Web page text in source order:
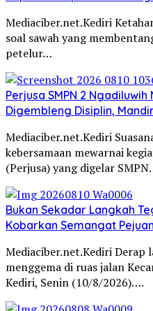
Mediaciber.net.Kediri
soal sawah yang
petelur…
Perjusa SMPN 2
Digembleng Disiplin,
Mediaciber.net.Kediri
kebersamaan mewarnai
(Perjusa) yang digelar
Bukan Sekadar Langkah
Kobarkan Semangat
Mediaciber.net.Kediri Derap
menggema di ruas jalan
Kediri, Senin (10/8/2026)….